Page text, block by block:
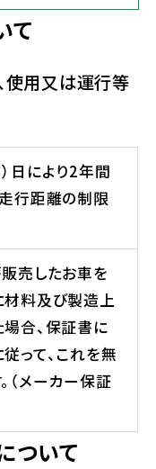
て
使用又は運行等
日により2年間
行距離の制限
売したお車を
料及び製造上
合、保証書に
って、これを無
（メーカー保証
いて